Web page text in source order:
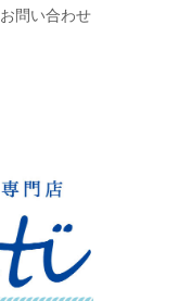
お問い合わせ